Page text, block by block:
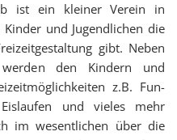
ist ein kleiner Verein in
und Jugendlichen die
gibt. Neben
den Kindern und
z.B. Fun-
Eislaufen und vieles mehr
im wesentlichen über die